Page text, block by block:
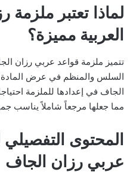
لماذا تعتبر ملزمة
العربية مميزة؟
تتميز ملزمة قواعد عربي رزان
السلس والمنظم في عرض المادة
الجاف في إعدادها للملزمة
مما جعلها مرجعاً شاملاً يناسب
المحتوى
عربي رزان الجاف